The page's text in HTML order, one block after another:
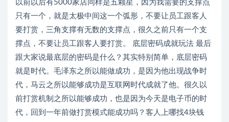
以前以后有5000家店同样是五颗星，因为我需要的支撑点
只有一个，就是太极中间这一个弧形，不要让员工跟客人
要打赏，三角支撑有无数的支撑点，很久之前只有一个支
撑点，不要让员工跟客人要打赏。 底层密码成就玩法 最后
跟大家说最底层的密码是什么？其实特别简单，底层密码
就是时代。毛泽东之所以能做成功，是因为他出现战争时
代，马云之所以能够成功是互联网时代成就了他。很久以
前打赏机制之所以能够成功，也是因为今天是电子币的时
代，回到一年前做打赏模式能成功吗？客人上哪找4块钱